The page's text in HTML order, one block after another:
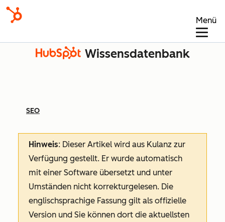
Menü
Wissensdatenbank
SEO
Hinweis: Dieser Artikel wird aus Kulanz zur
Verfügung gestellt. Er wurde automatisch
mit einer Software übersetzt und unter
Umständen nicht korrekturgelesen. Die
englischsprachige Fassung gilt als offizielle
Version und Sie können dort die aktuellsten